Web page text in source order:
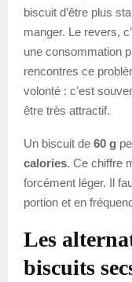
biscuit d’être plus
manger. Le revers,
une consommation
rencontres ce
volonté : c’est
être très attractif.
Un biscuit de 60 g
calories. Ce chiffre
forcément léger. Il
portion et en
Les
biscuits